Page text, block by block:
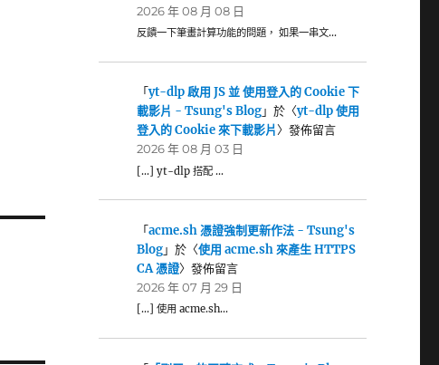
2026 年 08 月 08 日
反饋一下筆畫計算功能的問題， 如果一串文…
「yt-dlp 啟用 JS 並 使用登入的 Cookie 下
載影片 - Tsung's Blog」於〈yt-dlp 使用
登入的 Cookie 來下載影片〉發佈留言
2026 年 08 月 03 日
[…] yt-dlp 搭配 …
「acme.sh 憑證強制更新作法 - Tsung's
Blog」於〈使用 acme.sh 來產生 HTTPS
CA 憑證〉發佈留言
2026 年 07 月 29 日
[…] 使用 acme.sh…